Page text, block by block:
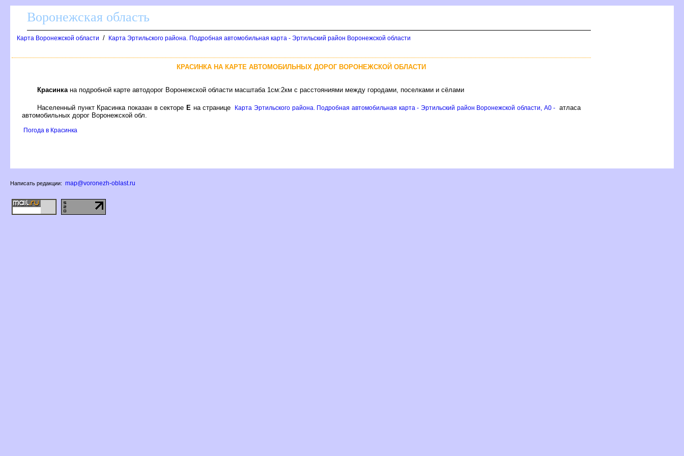
оронежская область
Карта Воронежской области / Карта Эртильского района. Подробная автомобильная карта - Эртильский район Воронежской области
КРАСИНКА НА КАРТЕ АВТОМОБИЛЬНЫХ ДОРОГ ВОРОНЕЖСКОЙ ОБЛАСТИ
Красинка на подробной карте автодорог Воронежской области масштаба 1см:2км с расстояниями между городами, поселками и сёлами
Населенный пункт Красинка показан в сектореЕ на странице Карта Эртильского района. Подробная автомобильная карта - Эртильский район Воронежской области, A0 - атласа
автомобильных дорог Воронежской обл.
Погода в Красинка
Написать редакции: map@voronezh-oblast.ru